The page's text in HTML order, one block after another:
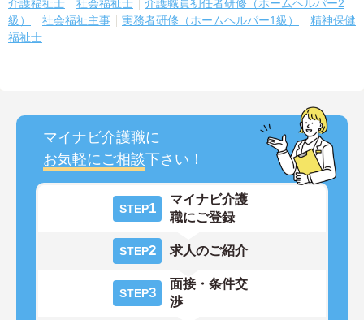
介護福祉士 社会福祉士
介護職員初任者研修（ホームヘルパー2
級）
社会福祉主事 実務者研修（ホームヘルパー1級）
精神保健
福祉士
マイナビ介護職に
お気軽にご相談下さい！
STEP1
マイナビ介護
職にご登録
STEP2 求人のご紹介
STEP3
面接・条件交
渉